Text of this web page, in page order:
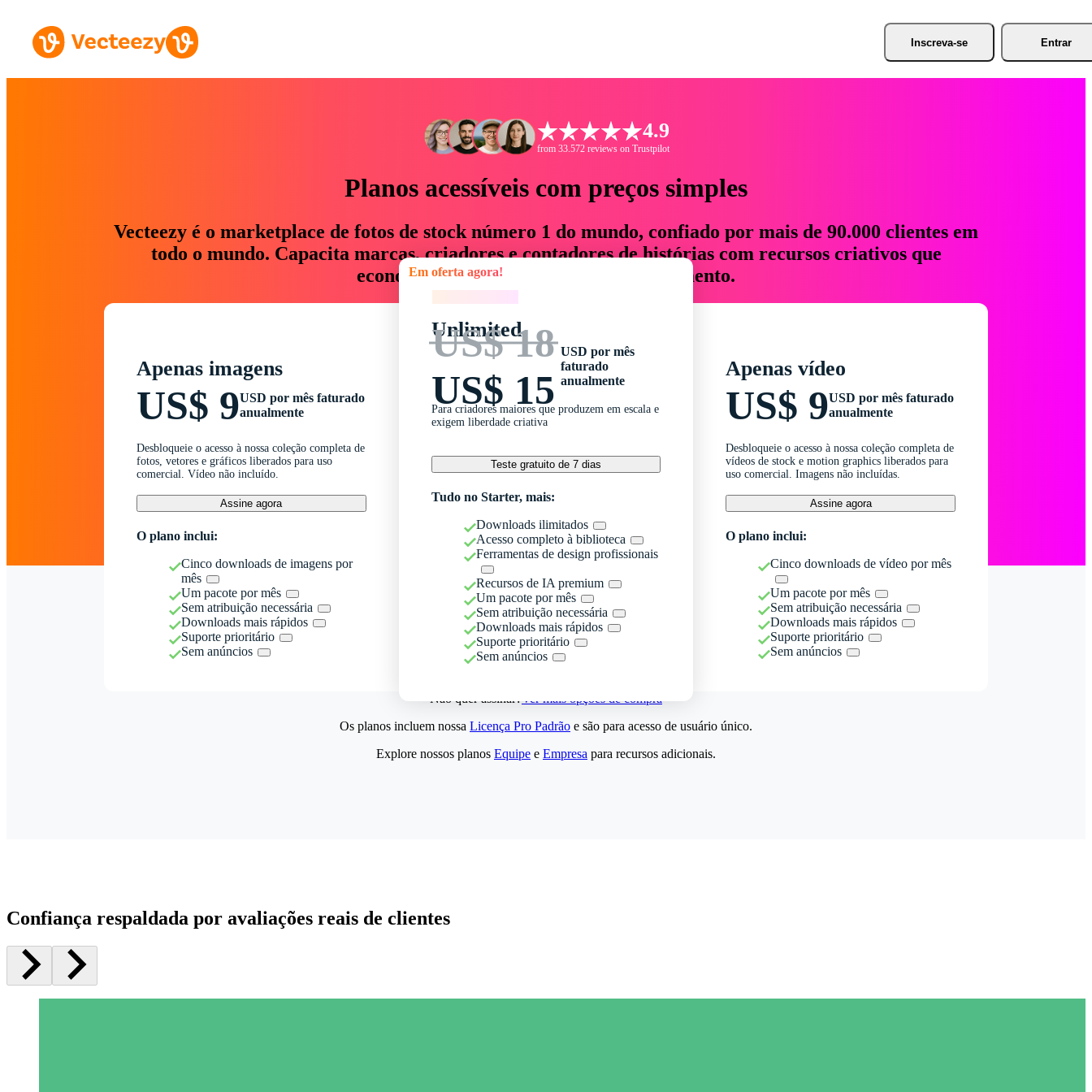
Inscreva-se Entrar
4.9
from 33.572 reviews on Trustpilot
Planos acessíveis com preços simples
Vecteezy é o marketplace de fotos de stock número 1 do mundo, confiado por mais de 90.000 clientes em
todo o mundo. Capacita marcas, criadores e contadores de histórias com recursos criativos que
economizam até 76% em tempo e orçamento.
Apenas imagens
US$ 9USD por mês faturado
anualmente
Desbloqueie o acesso à nossa coleção completa de
fotos, vetores e gráficos liberados para uso
comercial. Vídeo não incluído.
Assine agora
O plano inclui:
Cinco downloads de imagens por
mês
Um pacote por mês
Sem atribuição necessária
Downloads mais rápidos
Suporte prioritário
Sem anúncios
Em oferta agora!
Unlimited
US$ 18
US$ 15
USD por mês
faturado
anualmente
Para criadores maiores que produzem em escala e
exigem liberdade criativa
Teste gratuito de 7 dias
Tudo no Starter, mais:
Downloads ilimitados
Acesso completo à biblioteca
Ferramentas de design profissionais
Recursos de IA premium
Um pacote por mês
Sem atribuição necessária
Downloads mais rápidos
Suporte prioritário
Sem anúncios
Apenas vídeo
US$ 9USD por mês faturado
anualmente
Desbloqueie o acesso à nossa coleção completa de
vídeos de stock e motion graphics liberados para
uso comercial. Imagens não incluídas.
Assine agora
O plano inclui:
Cinco downloads de vídeo por mês
Um pacote por mês
Sem atribuição necessária
Downloads mais rápidos
Suporte prioritário
Sem anúncios
Não quer assinar?Ver mais opções de compra
Os planos incluem nossa Licença Pro Padrão e são para acesso de usuário único.
Explore nossos planos Equipe e Empresa para recursos adicionais.
Confiança respaldada por avaliações reais de clientes